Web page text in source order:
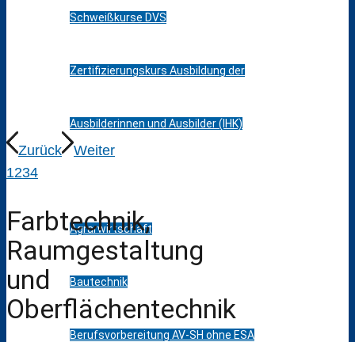
Schweißkurse DVS
Zertifizierungskurs Ausbildung der
Ausbilderinnen und Ausbilder (IHK)
Agrarwirtschaft
Bautechnik
Berufsvorbereitung AV-SH ohne ESA
Zurück
Weiter
1234
Farbtechnik,
Raumgestaltung
und
Oberflächentechnik